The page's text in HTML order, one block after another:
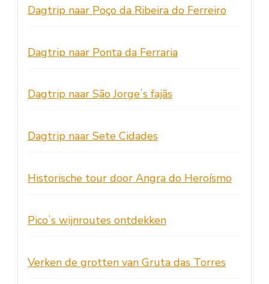
Dagtrip naar Poço da Ribeira do Ferreiro
Dagtrip naar Ponta da Ferraria
Dagtrip naar São Jorgeʼs fajãs
Dagtrip naar Sete Cidades
Historische tour door Angra do Heroísmo
Picoʼs wijnroutes ontdekken
Verken de grotten van Gruta das Torres